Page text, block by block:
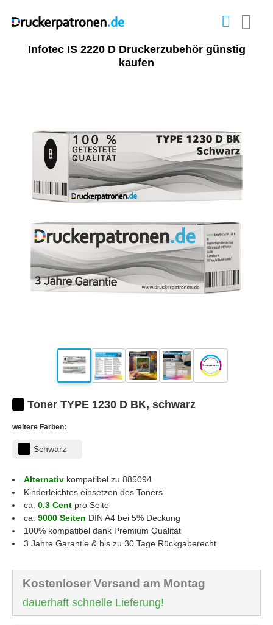
Infotec IS 2220 D Druckerzubehör günstig
kaufen
Toner TYPE 1230 D BK, schwarz
weitere Farben:
Schwarz
Alternativ kompatibel zu 885094
Kinderleichtes einsetzen des Toners
ca. 0.3 Cent pro Seite
ca. 9000 Seiten DIN A4 bei 5% Deckung
100% kompatibel dank Premium Qualität
3 Jahre Garantie & bis zu 30 Tage Rückgaberecht
Kostenloser Versand am Montag
dauerhaft schnelle Lieferung!